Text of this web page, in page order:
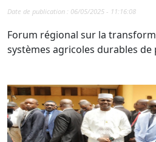
Date de publication : 06/05/2025 - 11:16:08
Forum régional sur la
systèmes agricoles durables de